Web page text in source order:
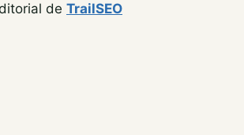
de TrailSEO